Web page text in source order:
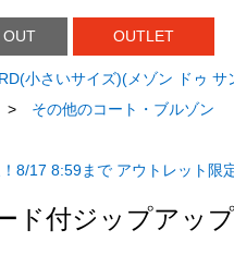
OUT OUTLET
小さいサイズ)(メゾン ドゥ サ
>
その他のコート・ブルゾン
8/17 8:59まで アウトレット限
ド付ジップアッ